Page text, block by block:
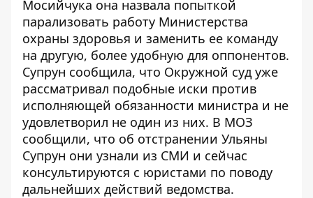
Мосийчука она назвала попыткой
парализовать работу Министерства
охраны здоровья и заменить ее команду
на другую, более удобную для оппонентов.
Супрун сообщила, что Окружной суд уже
рассматривал подобные иски против
исполняющей обязанности министра и не
удовлетворил не один из них. В МОЗ
сообщили, что об отстранении Ульяны
Супрун они узнали из СМИ и сейчас
консультируются с юристами по поводу
дальнейших действий ведомства.